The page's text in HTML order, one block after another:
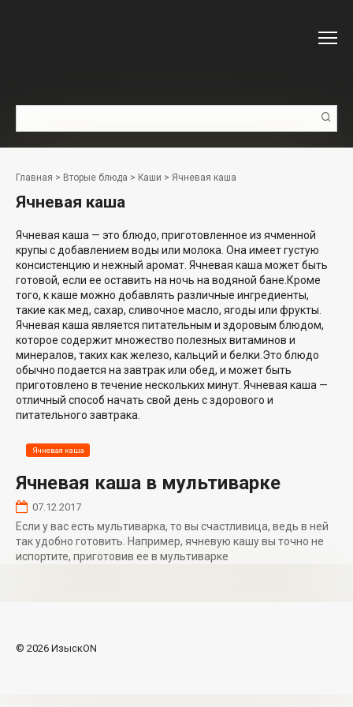
Главная > Вторые блюда > Каши > Ячневая каша
Ячневая каша
Ячневая каша — это блюдо, приготовленное из ячменной
крупы с добавлением воды или молока. Она имеет густую
консистенцию и нежный аромат. Ячневая каша может быть
готовой, если ее оставить на ночь на водяной бане.Кроме
того, к каше можно добавлять различные ингредиенты,
такие как мед, сахар, сливочное масло, ягоды или фрукты.
Ячневая каша является питательным и здоровым блюдом,
которое содержит множество полезных витаминов и
минералов, таких как железо, кальций и белки.Это блюдо
обычно подается на завтрак или обед, и может быть
приготовлено в течение нескольких минут. Ячневая каша —
отличный способ начать свой день с здорового и
питательного завтрака.
Ячневая каша
Ячневая каша в мультиварке
07.12.2017
Если у вас есть мультиварка, то вы счастливица, ведь в ней
так удобно готовить. Например, ячневую кашу вы точно не
испортите, приготовив ее в мультиварке
© 2026 ИзыскON